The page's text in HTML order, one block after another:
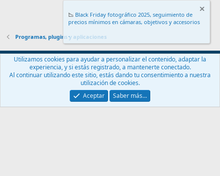
Programas, plugins y aplicaciones
Español (ES)
Contáctanos
Términos y reglas Política de privacidad
Ayuda
Community platform by XenForo® © 2010-2024 XenForo Ltd.
📉 Black Friday fotográfico 2025, seguimiento de
precios mínimos en cámaras, objetivos y accesorios
.
Utilizamos cookies para ayudar a personalizar el contenido, adaptar la
experiencia, y si estás registrado, a mantenerte conectado.
Al continuar utilizando este sitio, estás dando tu consentimiento a nuestra
utilización de cookies.
Aceptar
Saber más…